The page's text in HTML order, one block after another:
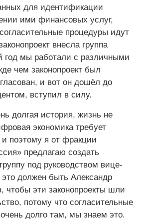
для идентификации
ими финансовых услуг,
процедуры идут
внесла группа
год мы работали с различными
чем законопроект был
и вот он дошёл до
вступил в силу.
долгая история, жизнь не
экономика требует
поэтому я от фракции
предлагаю создать
под руководством вице-
это должен быть Александр
чтобы эти законопроекты шли
потому что согласительные
долго там, мы знаем это.